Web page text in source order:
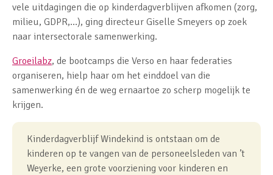
vele uitdagingen die op kinderdagverblijven afkomen (zorg,
milieu, GDPR,…), ging directeur Giselle Smeyers op zoek
naar intersectorale samenwerking.
Groeilabz, de bootcamps die Verso en haar federaties
organiseren, hielp haar om het einddoel van die
samenwerking én de weg ernaartoe zo scherp mogelijk te
krijgen.
Kinderdagverblijf Windekind is ontstaan om de
kinderen op te vangen van de personeelsleden van ’t
Weyerke, een grote voorziening voor kinderen en